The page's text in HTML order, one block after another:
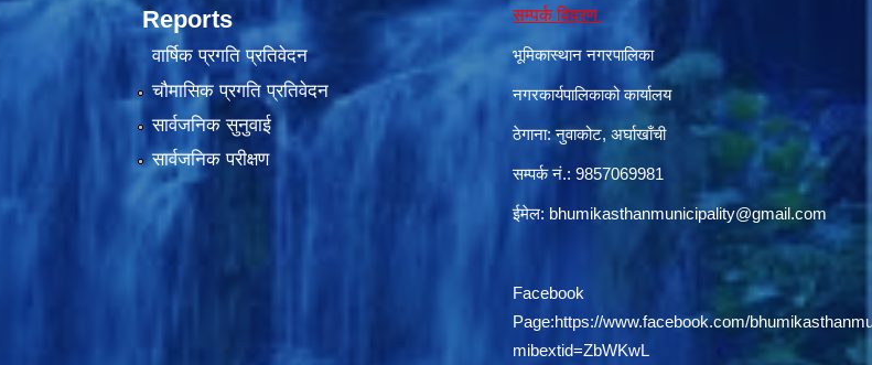
Reports
वार्षिक प्रगति प्रतिवेदन
चौमासिक प्रगति प्रतिवेदन
सार्वजनिक सुनुवाई
सार्वजनिक परीक्षण
सम्पर्क विवरण
भूमिकास्थान नगरपालिका
नगरकार्यपालिकाको कार्यालय
ठेगाना: नुवाकोट, अर्घाखाँची
सम्पर्क नं.: 9857069981
ईमेल: bhumikasthanmunicipality@gmail.com
Facebook
Page:https://www.facebook.com/
mibextid=ZbWKwL